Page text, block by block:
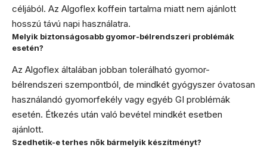
céljából. Az Algoflex koffein tartalma miatt nem ajánlott
hosszú távú napi használatra.
Melyik biztonságosabb gyomor-bélrendszeri problémák
esetén?
Az Algoflex általában jobban tolerálható gyomor-
bélrendszeri szempontból, de mindkét gyógyszer óvatosan
használandó gyomorfekély vagy egyéb GI problémák
esetén. Étkezés után való bevétel mindkét esetben
ajánlott.
Szedhetik-e terhes nők bármelyik készítményt?